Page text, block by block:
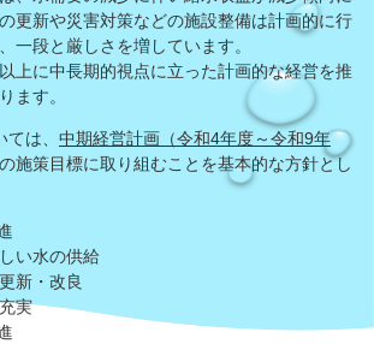
更新や災害対策などの施設整備は計画的に行
一段と厳しさを増しています。
上に中長期的視点に立った計画的な経営を推
ます。
は、 中期経営計画（令和4年度～令和9年
施策目標に取り組むことを基本的な方針とし
い水の供給
新・改良
実